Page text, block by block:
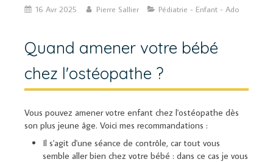
16 Avr 2025 Pierre Sallier Pédiatrie - Enfant - Ado
Quand amener votre bébé
chez l'ostéopathe ?
Vous pouvez amener votre enfant chez l'ostéopathe dès
son plus jeune âge. Voici mes recommandations :
Il s'agit d'une séance de contrôle, car tout vous
semble aller bien chez votre bébé : dans ce cas je vous